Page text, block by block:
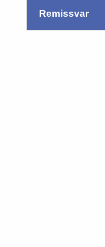
remissvar